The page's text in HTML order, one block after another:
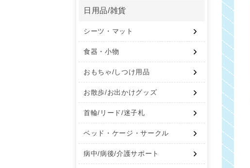
日用品/雑貨
シーツ・マット
食器・小物
おもちゃ/しつけ用品
お散歩/お出かけグッズ
首輪/リード/迷子札
ベッド・ケージ・サークル
病中/病後/介護サポート